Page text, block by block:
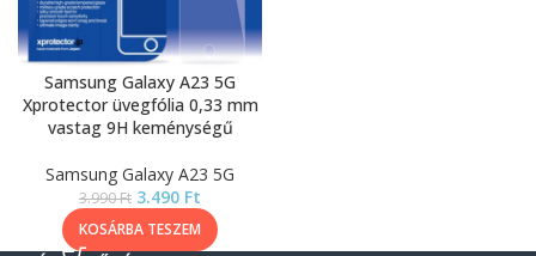
Samsung Galaxy A23 5G
Xprotector üvegfólia 0,33 mm
vastag 9H keménységű
Samsung Galaxy A23 5G
3.990Ft 3.490 Ft
KOSÁRBA TESZEM